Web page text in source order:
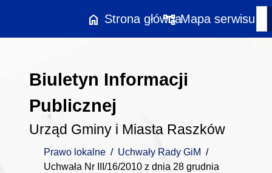
home Strona główna
account_treeMapa serwisu
Biuletyn Informacji
Publicznej
Urząd Gminy i Miasta Raszków
Prawo lokalne / Uchwały Rady GiM /
Uchwała Nr III/16/2010 z dnia 28 grudnia